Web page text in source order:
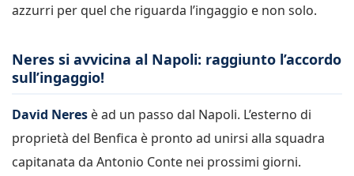
azzurri per quel che riguarda l’ingaggio e non solo.
Neres si avvicina al Napoli: raggiunto l’accordo
sull’ingaggio!
David Neres è ad un passo dal Napoli. L’esterno di
proprietà del Benfica è pronto ad unirsi alla squadra
capitanata da Antonio Conte nei prossimi giorni.